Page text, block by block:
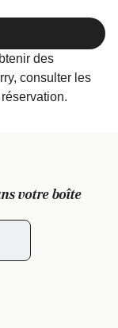
des
consulter les
votre boîte